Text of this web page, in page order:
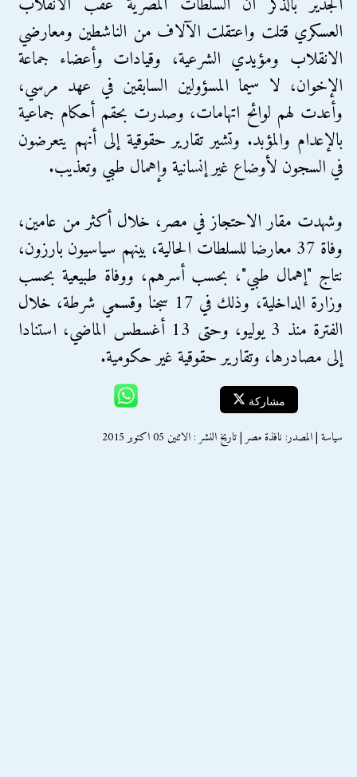
العسكري قتلت واعتقلت الآلاف من الناشطين ومعارضي
الانقلاب ومؤيدي الشرعية، وقيادات وأعضاء جماعة
الإخوان، لا سيما المسؤولين السابقين في عهد مرسي،
وأعدت لهم لوائح اتهامات، وصدرت بحقم أحكام جماعية
بالإعدام والمؤبد. وتشير تقارير حقوقية إلى أنهم يتعرضون
في السجون لأوضاع غير إنسانية وإهمال طبي وتعذيب.
وشهدت مقار الاحتجاز في مصر، خلال أكثر من عامين،
وفاة 37 معارضا للسلطات الحالية، بينهم سياسيون بارزون،
نتاج "إهمال طبي"، بحسب أسرهم، ووفاة طبيعية بحسب
وزارة الداخلية، وذلك في 17 سجنا وقسمي شرطة، خلال
الفترة منذ 3 يوليو، وحتى 13 أغسطس الماضي، استنادا
إلى مصادرها، وتقارير حقوقية غير حكومية.
مشاركة
سياسة | المصدر: نافذة مصر | تاريخ النشر : الاثنين 05 اكتوبر 2015